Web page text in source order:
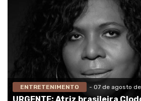
ENTRETENIMENTO - 07 de agosto